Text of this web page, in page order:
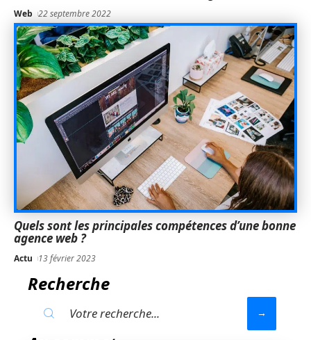
Web 22 septembre 2022
Quels sont les principales compétences d’une bonne
agence web ?
Actu 13 février 2023
Recherche